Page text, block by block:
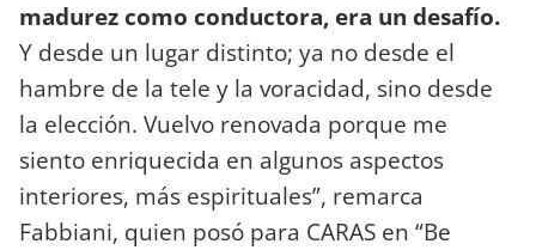
madurez como conductora, era un desafío.
Y desde un lugar distinto; ya no desde el
hambre de la tele y la voracidad, sino desde
la elección. Vuelvo renovada porque me
siento enriquecida en algunos aspectos
interiores, más espirituales”, remarca
Fabbiani, quien posó para CARAS en “Be